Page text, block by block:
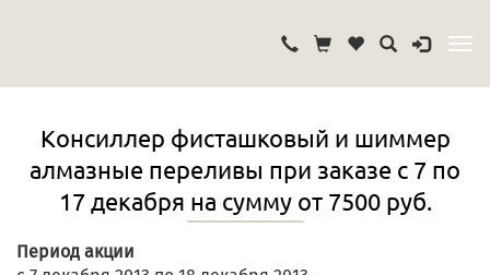
Консиллер фисташковый и шиммер
алмазные переливы при заказе с 7 по
17 декабря на сумму от 7500 руб.
Период акции